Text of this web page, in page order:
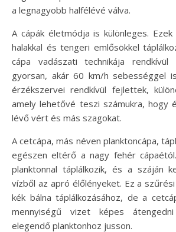
a legnagyobb halfélévé válva.
A cápák életmódja is különleges.
halakkal és tengeri emlősökkel
cápa vadászati technikája
gyorsan, akár 60 km/h sebességgel
érzékszervei rendkívül fejlettek,
amely lehetővé teszi számukra, hogy
lévő vért és más szagokat.
A cetcápa, más néven planktoncápa,
egészen eltérő a nagy fehér
planktonnal táplálkozik, és a száján
vízből az apró élőlényeket. Ez a
kék bálna táplálkozásához, de a
mennyiségű vizet képes
elegendő planktonhoz jusson.